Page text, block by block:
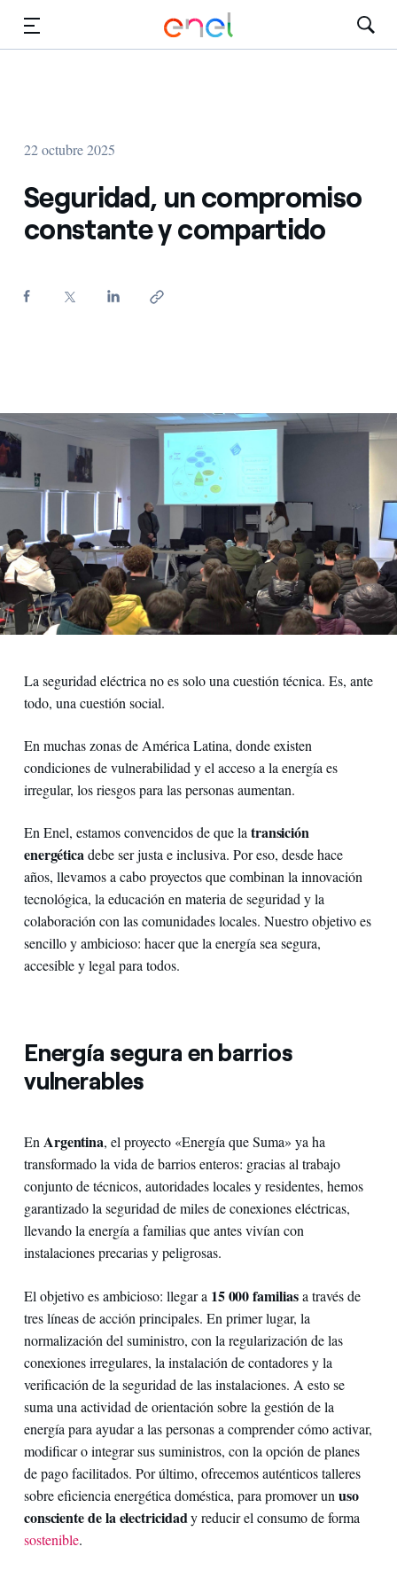
22 octubre 2025
Seguridad, un compromiso
constante y compartido
La seguridad eléctrica no es solo una cuestión técnica. Es, ante
todo, una cuestión social.
En muchas zonas de América Latina, donde existen
condiciones de vulnerabilidad y el acceso a la energía es
irregular, los riesgos para las personas aumentan.
En Enel, estamos convencidos de que latransición
energéticadebe ser justa e inclusiva. Por eso, desde hace
años, llevamos a cabo proyectos que combinan la innovación
tecnológica, la educación en materia de seguridad y la
colaboración con las comunidades locales. Nuestro objetivo es
sencillo y ambicioso: hacer que la energía sea segura,
accesible y legal para todos.
Energía segura en barrios
vulnerables
EnArgentina, el proyecto «Energía que Suma» ya ha
transformado la vida de barrios enteros: gracias al trabajo
conjunto de técnicos, autoridades locales y residentes, hemos
garantizado la seguridad de miles de conexiones eléctricas,
llevando la energía a familias que antes vivían con
instalaciones precarias y peligrosas.
El objetivo es ambicioso: llegar a 15 000 familiasa través de
tres líneas de acción principales. En primer lugar, la
normalización del suministro, con la regularización de las
conexiones irregulares, la instalación de contadores y la
verificación de la seguridad de las instalaciones. A esto se
suma una actividad de orientación sobre la gestión de la
energía para ayudar a las personas a comprender cómo activar,
modificar o integrar sus suministros, con la opción de planes
de pago facilitados. Por último, ofrecemos auténticos talleres
sobre eficiencia energética doméstica, para promover un uso
consciente de la electricidady reducir el consumo de forma
sostenible.